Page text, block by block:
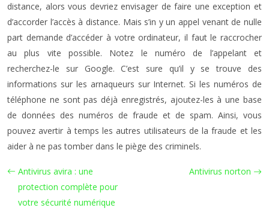
distance, alors vous devriez envisager de faire une exception et
d’accorder l’accès à distance. Mais s’in y un appel venant de nulle
part demande d’accéder à votre ordinateur, il faut le raccrocher
au plus vite possible. Notez le numéro de l’appelant et
recherchez-le sur Google. C’est sure qu’il y se trouve des
informations sur les arnaqueurs sur Internet. Si les numéros de
téléphone ne sont pas déjà enregistrés, ajoutez-les à une base
de données des numéros de fraude et de spam. Ainsi, vous
pouvez avertir à temps les autres utilisateurs de la fraude et les
aider à ne pas tomber dans le piège des criminels.
Antivirus avira : une
protection complète pour
votre sécurité numérique
Antivirus norton